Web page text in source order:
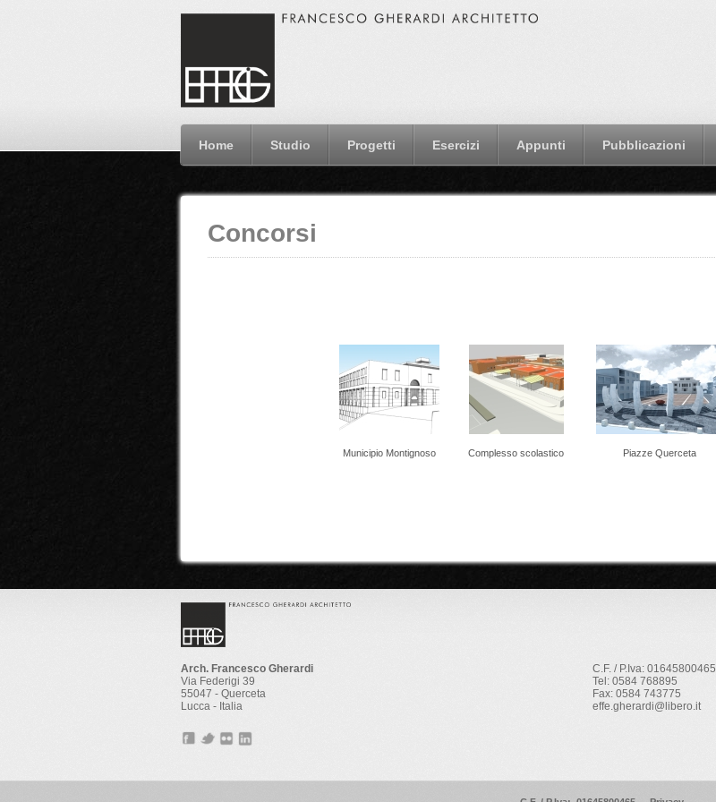
Home Studio Progetti Esercizi Appunti Pubblicazioni
Concorsi
Municipio Montignoso Complesso scolastico Piazze Querceta
Arch. Francesco Gherardi
Via Federigi 39
55047 - Querceta
Lucca - Italia
C.F. / P.Iva: 01645800465
Tel: 0584 768895
Fax: 0584 743775
effe.gherardi@libero.it